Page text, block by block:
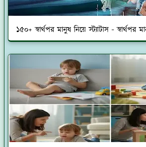
১৫০+ স্বার্থপর মানুষ নিয়ে স্ট্যাটাস - স্বার্থপর